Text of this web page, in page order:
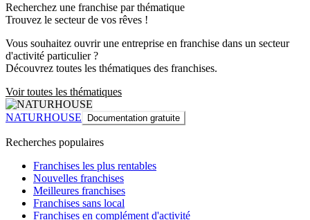
Recherchez une franchise par thématique
Trouvez le secteur de vos rêves !
Vous souhaitez ouvrir une entreprise en franchise dans un secteur
d'activité particulier ?
Découvrez toutes les thématiques des franchises.
Voir toutes les thématiques
NATURHOUSE Documentation gratuite
Recherches populaires
Franchises les plus rentables
Nouvelles franchises
Meilleures franchises
Franchises sans local
Franchises en complément d'activité